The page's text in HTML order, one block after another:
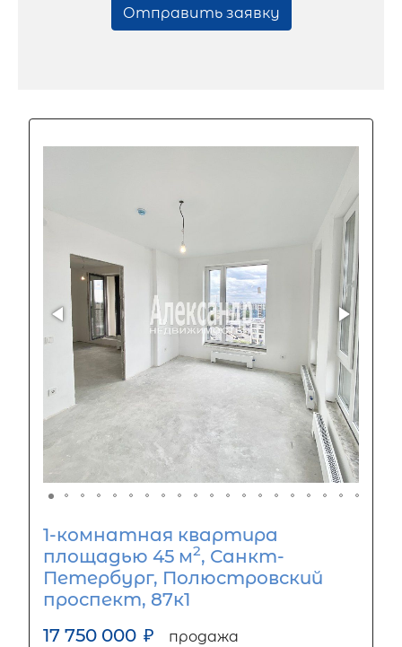
Отправить заявку
1-комнатная квартира
площадью 45 м2, Санкт-
Петербург, Полюстровский
проспект, 87к1
17 750 000 ₽ продажа